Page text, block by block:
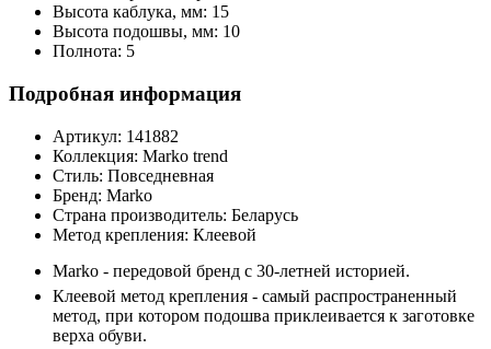
Высота каблука, мм: 15
Высота подошвы, мм: 10
Полнота: 5
Подробная информация
Артикул: 141882
Коллекция: Marko trend
Стиль: Повседневная
Бренд: Marko
Страна производитель: Беларусь
Метод крепления: Клеевой
Marko - передовой бренд с 30-летней историей.
Клеевой метод крепления - самый распространенный
метод, при котором подошва приклеивается к заготовке
верха обуви.